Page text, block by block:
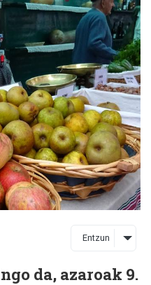
Entzun
da, azaroak 9.